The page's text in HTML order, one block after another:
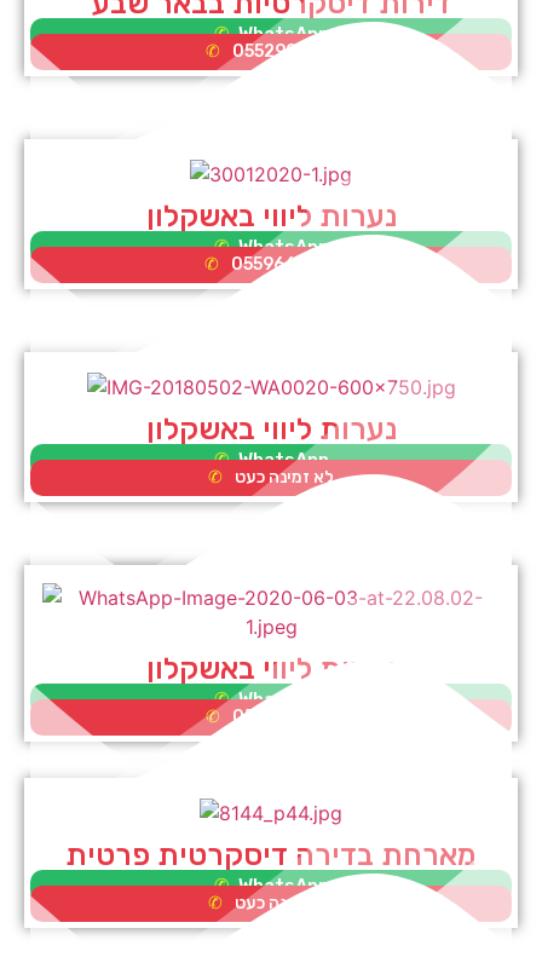
WhatsApp
0552995353
נערות ליווי באשקלון
WhatsApp
0559662075
נערות ליווי באשקלון
WhatsApp
לא זמינה כעט
נערות ליווי באשקלון
WhatsApp
0552995353
מארחת בדירה דיסקרטית פרטית
WhatsApp
לא זמינה כעט